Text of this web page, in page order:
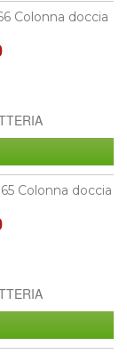
Colonna doccia
Colonna doccia